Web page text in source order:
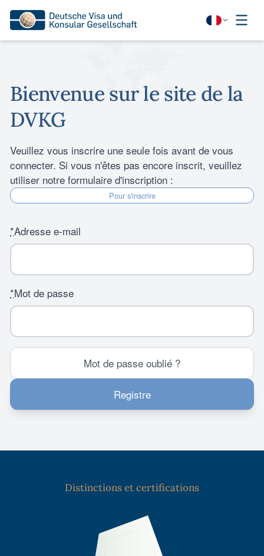
Bienvenue sur le site de la
DVKG
Veuillez vous inscrire une seule fois avant de vous
connecter. Si vous n'êtes pas encore inscrit, veuillez
utiliser notre formulaire d'inscription :
Pour s'inscrire
*Adresse e-mail
*Mot de passe
Mot de passe oublié ?
Registre
Distinctions et certifications